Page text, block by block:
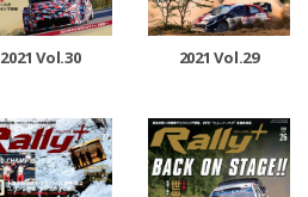
2021 Vol.30 2021 Vol.29